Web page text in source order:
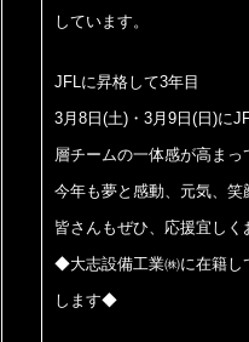
しています。
JFLに昇格して3年目
3月8日(土)・3月9日(日)に
層チームの一体感が高まっ
今年も夢と感動、元気、笑
皆さんもぜひ、応援宜しく
◆大志設備工業㈱に在籍し
します◆